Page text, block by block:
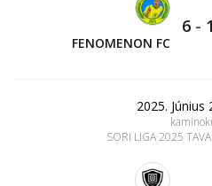
FENOMENON FC
6 - 1
2025. Június
SORI LIGA 2025